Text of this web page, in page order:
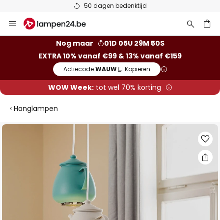
50 dagen bedenktijd
naar
Nog maar
01D 05U 29M 49S
EXTRA 10% vanaf €99 & 13% vanaf €159
Actiecode:WAUW Kopiëren
WOW Week:tot wel 70% korting
Hanglampen
Ga
afbeeldingen-